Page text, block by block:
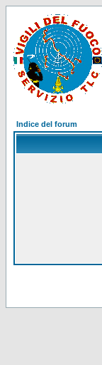
Indice del forum